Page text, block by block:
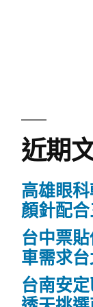
近期
高雄眼
顏針配
台中票
車需求
台南安